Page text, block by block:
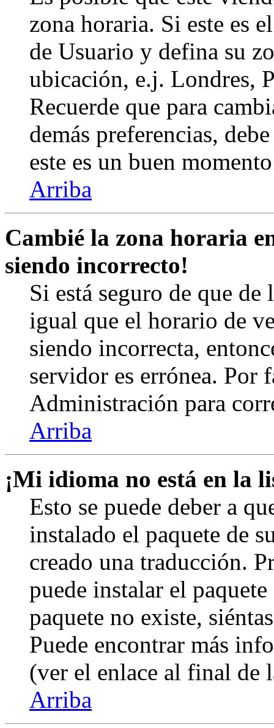
zona horaria. Si este es
de Usuario y defina su
ubicación, e.j. Londres,
Recuerde que para
demás preferencias,
este es un buen
Arriba
Cambié la zona horaria
siendo incorrecto!
Si está seguro de que
igual que el horario de
siendo incorrecta,
servidor es errónea. Por
Administración para
Arriba
¡Mi idioma no está en la
Esto se puede deber a
instalado el paquete de
creado una traducción.
puede instalar el
paquete no existe,
Puede encontrar más
(ver el enlace al final de
Arriba